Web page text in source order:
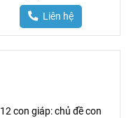
Liên hệ
12 con giáp: chủ đề con